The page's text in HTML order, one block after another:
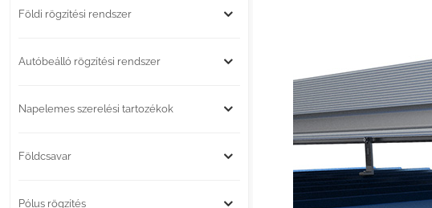
Földi rögzítési rendszer
Autóbeálló rögzítési rendszer
Napelemes szerelési tartozékok
Földcsavar
Pólus rögzítés